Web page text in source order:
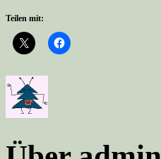
Teilen mit: